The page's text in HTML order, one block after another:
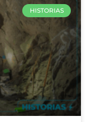
HISTORIAS